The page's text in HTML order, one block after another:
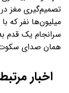
تصمیم‌گیری مغز
میلیون‌ها نفر که
سرانجام یک قدم
همان صدای سکوت
اخبار